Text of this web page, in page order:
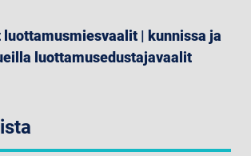
| kunnissa ja
luottamusedustajavaalit